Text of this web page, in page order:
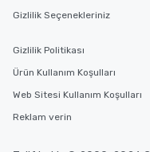
Gizlilik Seçenekleriniz
Gizlilik Politikası
Ürün Kullanım Koşulları
Web Sitesi Kullanım Koşulları
Reklam verin